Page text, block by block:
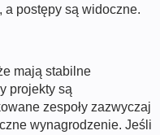
a postępy są widoczne.
mają stabilne
projekty są
zespoły zazwyczaj
wynagrodzenie. Jeśli